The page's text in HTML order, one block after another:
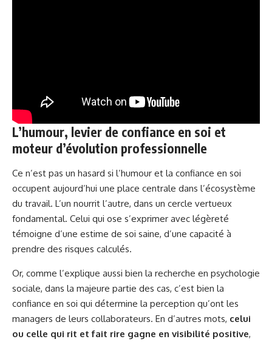
L’humour, levier de confiance en soi et
moteur d’évolution professionnelle
Ce n’est pas un hasard si l’humour et la confiance en soi
occupent aujourd’hui une place centrale dans l’écosystème
du travail. L’un nourrit l’autre, dans un cercle vertueux
fondamental. Celui qui ose s’exprimer avec légèreté
témoigne d’une estime de soi saine, d’une capacité à
prendre des risques calculés.
Or, comme l’explique aussi bien la recherche en psychologie
sociale, dans la majeure partie des cas, c’est bien la
confiance en soi qui détermine la perception qu’ont les
managers de leurs collaborateurs. En d’autres mots, celui
ou celle qui rit et fait rire gagne en visibilité positive,